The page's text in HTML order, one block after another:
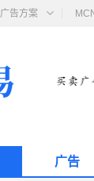
广告方案
广告